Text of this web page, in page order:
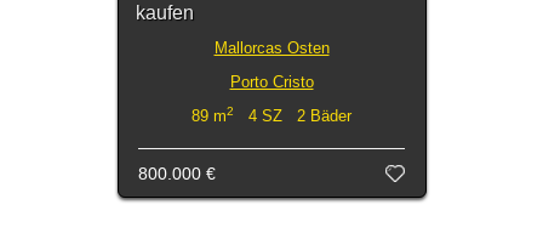
kaufen
Mallorcas Osten
Porto Cristo
89 m2 4 SZ 2 Bäder
800.000 €